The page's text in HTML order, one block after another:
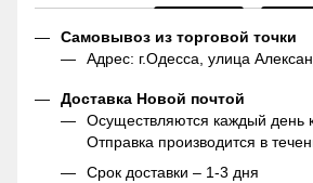
Самовывоз из торговой точки
Адрес: г.Одесса, улица
Доставка Новой почтой
Осуществляются каждый день
Отправка производится в
Срок доставки – 1-3 дня